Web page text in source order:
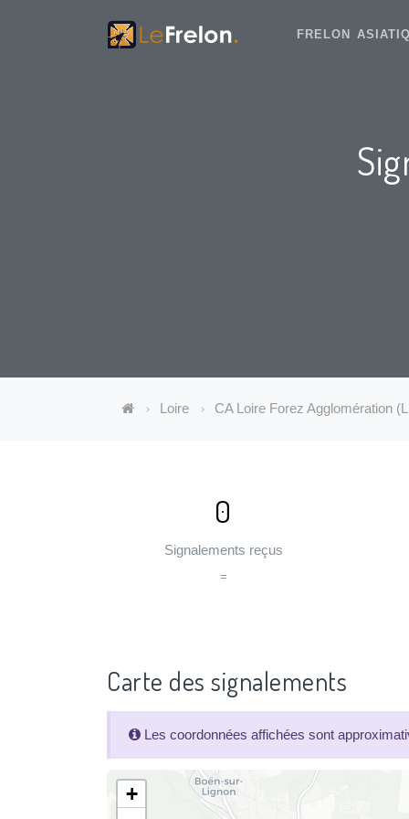
FRELON
Loire CA Loire Forez Agglomération
0
Signalements reçus
=
Carte des signalements
Les coordonnées affichées sont
+